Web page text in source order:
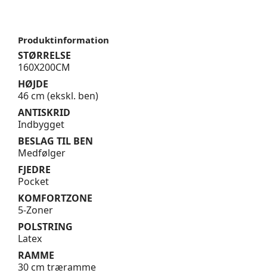
Produktinformation
STØRRELSE
160X200CM
HØJDE
46 cm (ekskl. ben)
ANTISKRID
Indbygget
BESLAG TIL BEN
Medfølger
FJEDRE
Pocket
KOMFORTZONE
5-Zoner
POLSTRING
Latex
RAMME
30 cm træramme